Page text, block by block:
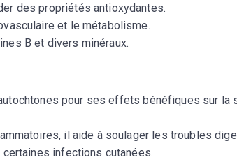
des propriétés antioxydantes.
et le métabolisme.
B et divers minéraux.
pour ses effets bénéfiques sur la
il aide à soulager les troubles
infections cutanées.
Votre adresse email sera utilisée par Digital Prisma
envoyer votre newsletter contenant des offres
personnalisées. Vous pourrez vous désinscrire en
désabonnement intégré dans la newsletter. Pour en
exercer vos droits, prenez connaissance de notre